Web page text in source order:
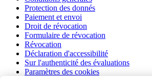
Protection des donnés
Paiement et envoi
Droit de révocation
Formulaire de révocation
Révocation
Déclaration d'accessibilité
Sur l'authenticité des évaluations
Paramètres des cookies